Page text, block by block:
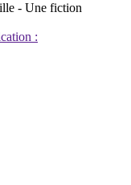
- Une fiction
: